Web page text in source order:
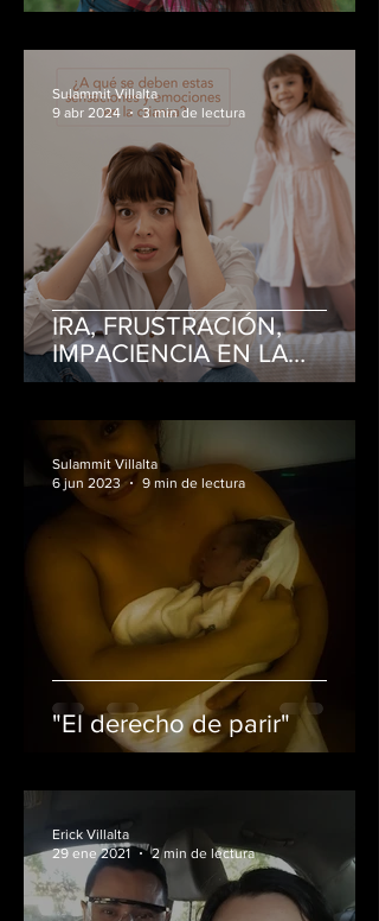
IRA, FRUSTRACIÓN,
IMPACIENCIA EN LA
CRIANZA
Sulammit Villalta
9 abr 2024
3 min de lectura
"El derecho de parir"
Sulammit Villalta
6 jun 2023
9 min de lectura
Erick Villalta
29 ene 2021
2 min de lectura